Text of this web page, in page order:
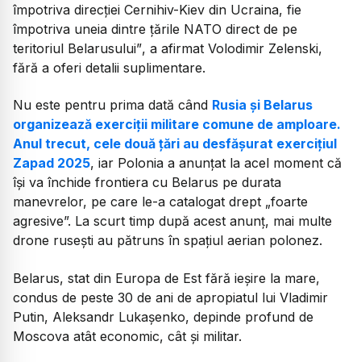
împotriva direcției Cernihiv-Kiev din Ucraina, fie
împotriva uneia dintre țările NATO direct de pe
teritoriul Belarusului”, a afirmat Volodimir Zelenski,
fără a oferi detalii suplimentare.
Nu este pentru prima dată când Rusia și Belarus
organizează exerciții militare comune de amploare.
Anul trecut, cele două țări au desfășurat exercițiul
Zapad 2025, iar Polonia a anunțat la acel moment că
își va închide frontiera cu Belarus pe durata
manevrelor, pe care le-a catalogat drept „foarte
agresive”. La scurt timp după acest anunț, mai multe
drone rusești au pătruns în spațiul aerian polonez.
Belarus, stat din Europa de Est fără ieșire la mare,
condus de peste 30 de ani de apropiatul lui Vladimir
Putin, Aleksandr Lukașenko, depinde profund de
Moscova atât economic, cât și militar.